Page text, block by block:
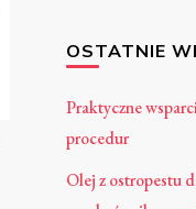
OSTATNIE
Praktyczne
procedur
Olej z ostropestu